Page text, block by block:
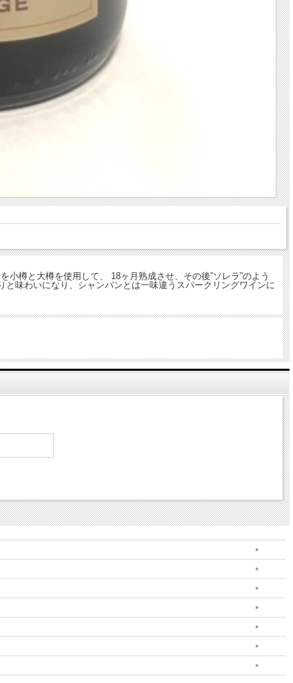
樽と大樽を使用して、 18ヶ月熟成させ、その後”ソレラ”のよう
味わいになり、シャンパンとは一味違うスパークリングワインに